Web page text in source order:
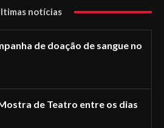
notícias
de doação de sangue no
de Teatro entre os dias